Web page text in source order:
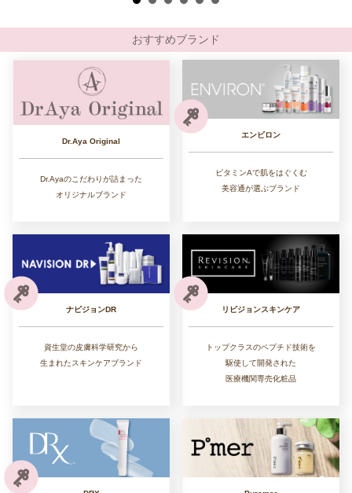
おすすめブランド
Dr.Aya Original
Dr.Ayaのこだわりが詰まった
オリジナルブランド
エンビロン
ビタミンAで肌をはぐくむ
美容通が選ぶブランド
ナビジョンDR
資生堂の皮膚科学研究から
生まれたスキンケアブランド
リビジョンスキンケア
トップクラスのペプチド技術を
駆使して開発された
医療機関専売化粧品